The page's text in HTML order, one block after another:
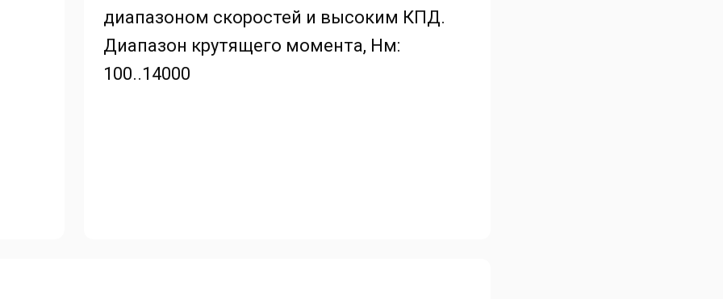
диапазоном скоростей и высоким КПД.
Диапазон крутящего момента, Нм:
100..14000